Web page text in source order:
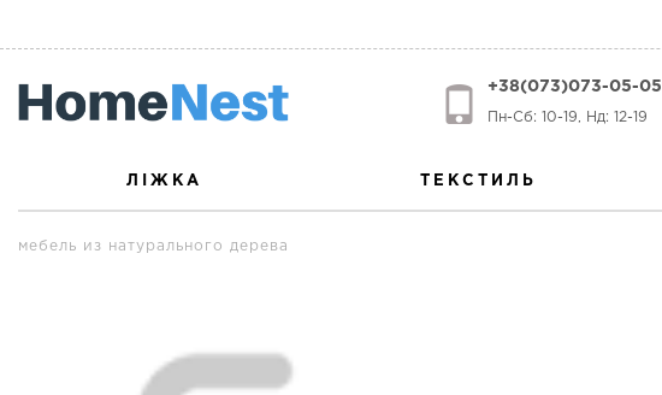
+38(073)073-05-05
Пн-Сб: 10-19, Нд: 12-19
ЛІЖКА ТЕКСТИЛЬ
мебель из натурального дерева